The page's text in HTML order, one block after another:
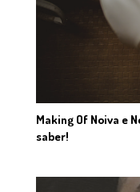
Making Of Noiva e
saber!